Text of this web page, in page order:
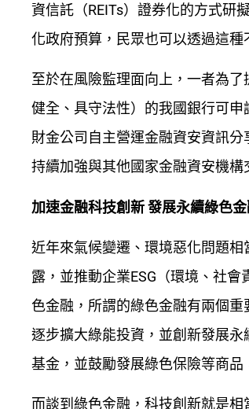
資信託（REITs）證券化的方式研
化政府預算，民眾也可以透過這種
至於在風險監理面向上，一者為
健全、具守法性）的我國銀行可
財金公司自主營運金融資安資訊
持續加強與其他國家金融資安機構
加速金融科技創新 發展永續綠色
近年來氣候變遷、環境惡化問題
露，並推動企業ESG（環境、社
色金融，所謂的綠色金融有兩個
逐步擴大綠能投資，並創新發展
基金，並鼓勵發展綠色保險等商品
而談到綠色金融，科技創新就是